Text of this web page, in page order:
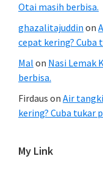
Otai masih berbisa.
ghazalitajuddin on
cepat kering?
Mal on Nasi Lemak
berbisa.
Firdaus on Air
kering? Cuba tukar
My Link